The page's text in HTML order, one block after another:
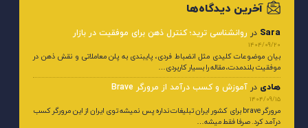
آخرین دیدگاه‌ها
Sara در روانشناسی ترید؛ کنترل ذهن برای موفقیت در بازار
1404/09/20
بیان موضوعات کلیدی مثل انضباط فردی، پایبندی به پلن معاملاتی و نقش ذهن در
موفقیت بلندمدت، مقاله را بسیار کاربردی…
هادی در آموزش و کسب درآمد از مرورگر Brave
1404/09/15
مرورگر brave برای کشور ایران تبلیغات نداره پس نمیشه توی ایران از این مرورگر کسب
درآمد کرد. صرفا فقط میشه…